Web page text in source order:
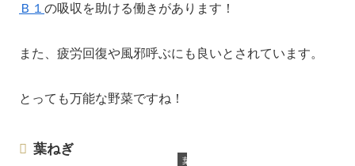
Ｂ１ の吸収を助ける働きがあります！
また、疲労回復や風邪呼ぶにも良いとされています。
とっても万能な野菜ですね！
葉ねぎ
葉